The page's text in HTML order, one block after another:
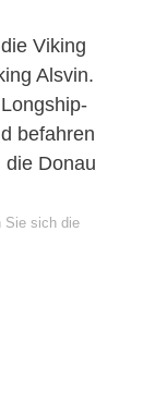
Viking
Alsvin.
befahren
die Donau
Sie sich die